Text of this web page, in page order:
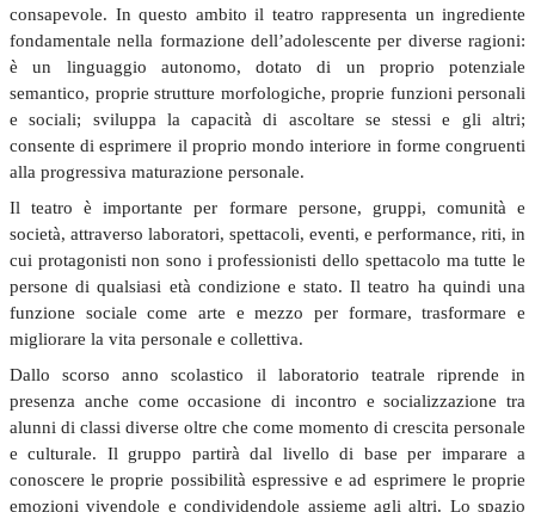
consapevole. In questo ambito il teatro rappresenta un ingrediente
fondamentale nella formazione dell’adolescente per diverse ragioni:
è un linguaggio autonomo, dotato di un proprio potenziale
semantico, proprie strutture morfologiche, proprie funzioni personali
e sociali; sviluppa la capacità di ascoltare se stessi e gli altri;
consente di esprimere il proprio mondo interiore in forme congruenti
alla progressiva maturazione personale.
Il teatro è importante per formare persone, gruppi, comunità e
società, attraverso laboratori, spettacoli, eventi, e performance, riti, in
cui protagonisti non sono i professionisti dello spettacolo ma tutte le
persone di qualsiasi età condizione e stato. Il teatro ha quindi una
funzione sociale come arte e mezzo per formare, trasformare e
migliorare la vita personale e collettiva.
Dallo scorso anno scolastico il laboratorio teatrale riprende in
presenza anche come occasione di incontro e socializzazione tra
alunni di classi diverse oltre che come momento di crescita personale
e culturale. Il gruppo partirà dal livello di base per imparare a
conoscere le proprie possibilità espressive e ad esprimere le proprie
emozioni vivendole e condividendole assieme agli altri. Lo spazio